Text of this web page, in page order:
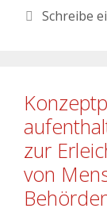
Schreibe
zur
von